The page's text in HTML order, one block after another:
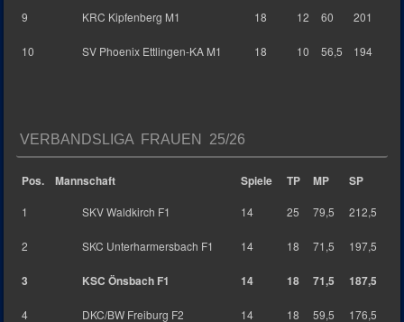
9 KRC Kipfenberg M1 18 12 60 201
10 SV Phoenix Ettlingen-KA M1 18 10 56,5 194
VERBANDSLIGA FRAUEN 25/26
Pos. Mannschaft Spiele TP MP SP
1 SKV Waldkirch F1 14 25 79,5 212,5
2 SKC Unterharmersbach F1 14 18 71,5 197,5
3 KSC Önsbach F1 14 18 71,5 187,5
4 DKC/BW Freiburg F2 14 18 59,5 176,5